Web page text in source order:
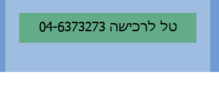
04-6373273 טל לרכישה